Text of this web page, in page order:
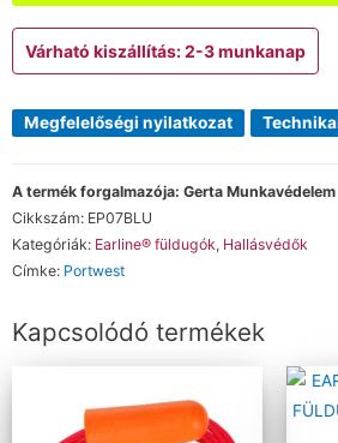
Várható kiszállítás: 2-3 munkanap
Megfelelőségi nyilatkozat
A termék forgalmazója: Gerta
Cikkszám: EP07BLU
Kategóriák: Earline® füldugók, Hallásvédők
Címke: Portwest
Kapcsolódó termékek